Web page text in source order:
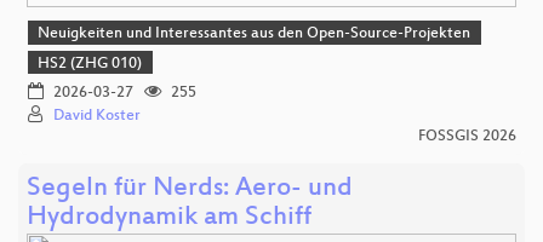
Neuigkeiten und Interessantes aus den Open-Source-Projekten
HS2 (ZHG 010)
2026-03-27
255
David Koster
FOSSGIS 2026
Segeln für Nerds: Aero- und
Hydrodynamik am Schiff